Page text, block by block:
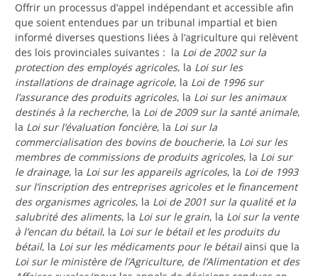
Offrir un processus d’appel indépendant et accessible afin
que soient entendues par un tribunal impartial et bien
informé diverses questions liées à l’agriculture qui relèvent
des lois provinciales suivantes : la Loi de 2002 sur la
protection des employés agricoles, la Loi sur les
installations de drainage agricole, la Loi de 1996 sur
l’assurance des produits agricoles, la Loi sur les animaux
destinés à la recherche, la Loi de 2009 sur la santé animale,
la Loi sur l’évaluation foncière, la Loi sur la
commercialisation des bovins de boucherie, la Loi sur les
membres de commissions de produits agricoles, la Loi sur
le drainage, la Loi sur les appareils agricoles, la Loi de 1993
sur l’inscription des entreprises agricoles et le financement
des organismes agricoles, la Loi de 2001 sur la qualité et la
salubrité des aliments, la Loi sur le grain, la Loi sur la vente
à l’encan du bétail, la Loi sur le bétail et les produits du
bétail, la Loi sur les médicaments pour le bétailainsi que la
Loi sur le ministère de l’Agriculture, de l’Alimentation et des